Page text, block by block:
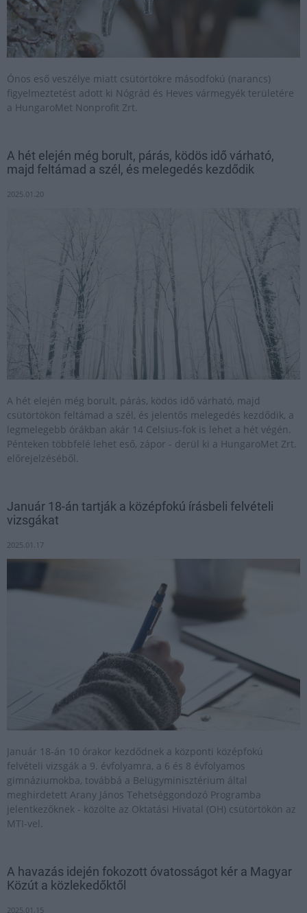
Ónos eső veszélye miatt csütörtökre másodfokú (narancs)
figyelmeztetést adott ki Nógrád és Heves vármegyék területére
a HungaroMet Nonprofit Zrt.
A hét elején még borult, párás, ködös idő várható,
majd feltámad a szél, és melegedés kezdődik
2025.01.20
A hét elején még borult, párás, ködös idő várható, majd
csütörtökön feltámad a szél, és jelentős melegedés kezdődik, a
legmelegebb órákban akár 14 Celsius-fok is lehet a hét végén.
Pénteken többfelé lehet eső, zápor - derül ki a HungaroMet Zrt.
előrejelzéséből.
Január 18-án tartják a középfokú írásbeli felvételi
vizsgákat
2025.01.17
Január 18-án 10 órakor kezdődnek a központi középfokú
felvételi vizsgák a 9. évfolyamra, a 6 és 8 évfolyamos
gimnáziumokba, továbbá a Belügyminisztérium által
meghirdetett Arany János Tehetséggondozó Programba
jelentkezőknek - közölte az Oktatási Hivatal (OH) csütörtökön az
MTI-vel.
A havazás idején fokozott óvatosságot kér a Magyar
Közút a közlekedőktől
2025.01.15